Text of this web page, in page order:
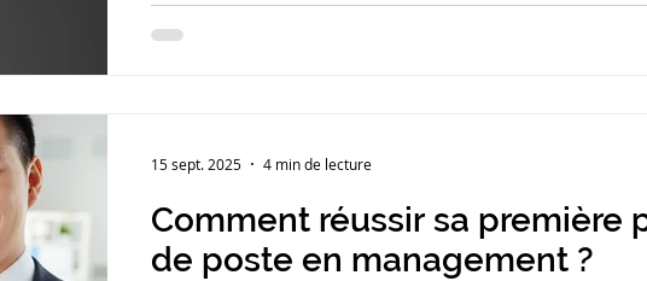
Comment réussir sa première
de poste en management ?
15 sept. 2025 4 min de lecture